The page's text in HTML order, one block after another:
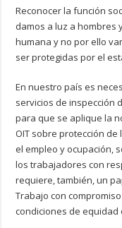
Reconocer la función
damos a luz a hombres
humana y no por ello
ser protegidas por el
En nuestro país es
servicios de inspección
para que se aplique la
OIT sobre protección
el empleo y ocupación,
los trabajadores con
requiere, también, un
Trabajo con
condiciones de equidad